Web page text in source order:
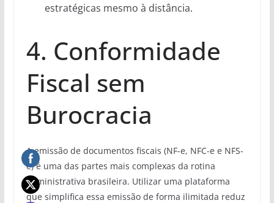
estratégicas mesmo à distância.
4. Conformidade
Fiscal sem
Burocracia
A emissão de documentos fiscais (NF-e, NFC-e e NFS-
e) é uma das partes mais complexas da rotina
administrativa brasileira. Utilizar uma plataforma
que simplifica essa emissão de forma ilimitada reduz